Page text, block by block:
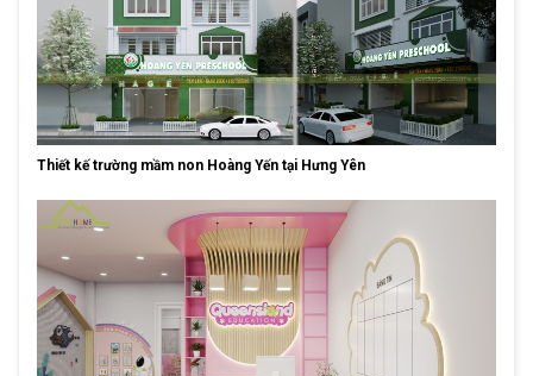
Thiết kế trường mầm non Hoàng Yến tại Hưng Yên